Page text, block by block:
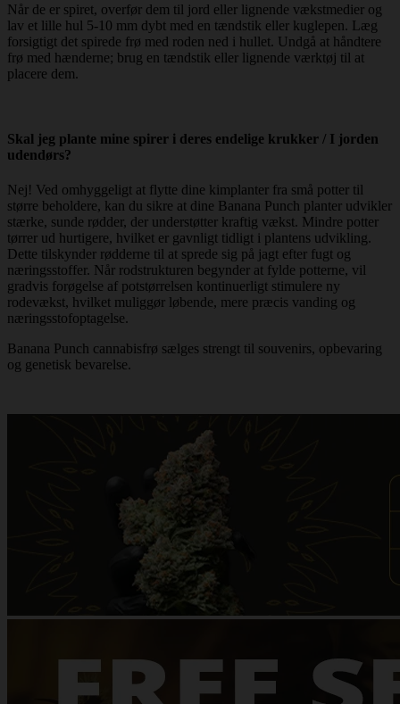
Når de er spiret, overfør dem til jord eller lignende vækstmedier og
lav et lille hul 5-10 mm dybt med en tændstik eller kuglepen. Læg
forsigtigt det spirede frø med roden ned i hullet. Undgå at håndtere
frø med hænderne; brug en tændstik eller lignende værktøj til at
placere dem.
Skal jeg plante mine spirer i deres endelige krukker / I jorden
udendørs?
Nej! Ved omhyggeligt at flytte dine kimplanter fra små potter til
større beholdere, kan du sikre at dine Banana Punch planter udvikler
stærke, sunde rødder, der understøtter kraftig vækst. Mindre potter
tørrer ud hurtigere, hvilket er gavnligt tidligt i plantens udvikling.
Dette tilskynder rødderne til at sprede sig på jagt efter fugt og
næringsstoffer. Når rodstrukturen begynder at fylde potterne, vil
gradvis forøgelse af potstørrelsen kontinuerligt stimulere ny
rodevækst, hvilket muliggør løbende, mere præcis vanding og
næringsstofoptagelse.
Banana Punch cannabisfrø sælges strengt til souvenirs, opbevaring
og genetisk bevarelse.